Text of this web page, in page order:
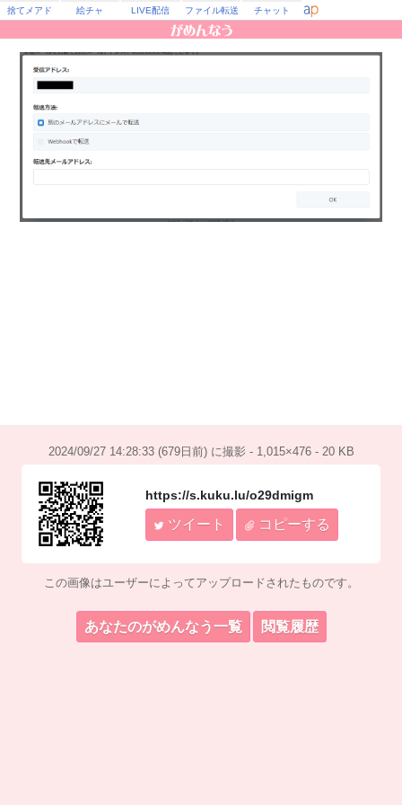
捨てメアド 絵チャ LIVE配信 ファイル転送 チャット
2024/09/27 14:28:33 (679日前) に撮影 - 1,015×476 - 20 KB
https://s.kuku.lu/o29dmigm
ツイート コピーする
この画像はユーザーによってアップロードされたものです。
あなたのがめんなう一覧 閲覧履歴